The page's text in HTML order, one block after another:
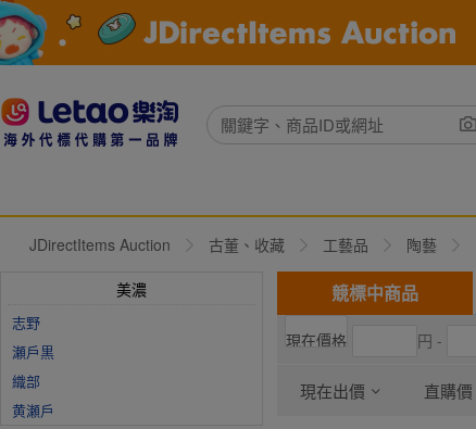
JDirectItems Auction 古董、收藏 工藝品 陶藝
美濃
志野
瀬戶黒
織部
黄瀬戶
競標中商品
円 -
現在出價 直購價